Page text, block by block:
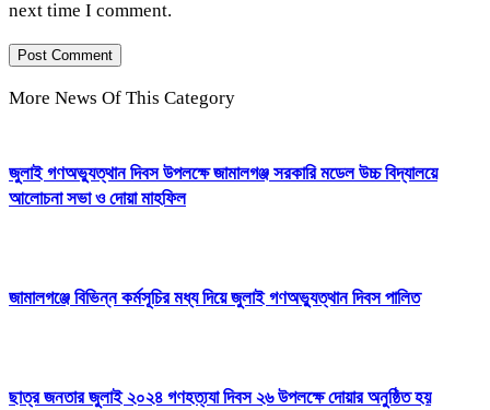
next time I comment.
More News Of This Category
জুলাই গণঅভ্যুত্থান দিবস উপলক্ষে জামালগঞ্জ সরকারি মডেল উচ্চ বিদ্যালয়ে
আলোচনা সভা ও দোয়া মাহফিল
জামালগঞ্জে বিভিন্ন কর্মসূচির মধ্য দিয়ে জুলাই গণঅভ্যুত্থান দিবস পালিত
ছাত্র জনতার জুলাই ২০২৪ গণহত্য্যা দিবস ২৬ উপলক্ষে দোয়ার অনুষ্ঠিত হয়